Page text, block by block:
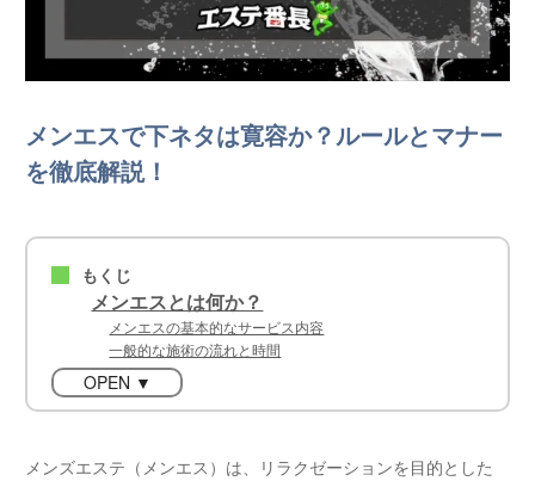
メンエスで下ネタは寛容か？ルールとマナー
を徹底解説！
■ もくじ
メンエスとは何か？
メンエスの基本的なサービス内容
一般的な施術の流れと時間
OPEN ▼
メンズエステ（メンエス）は、リラクゼーションを目的とした